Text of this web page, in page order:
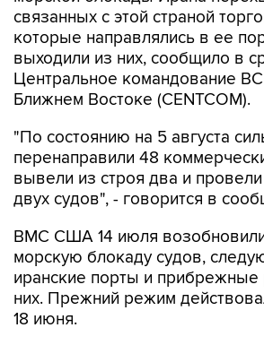
связанных с этой страной
которые направлялись в ее
выходили из них, сообщило в
Центральное командование
Ближнем Востоке (CENTCOM).
"По состоянию на 5 августа
перенаправили 48
вывели из строя два и
двух судов", - говорится в
ВМС США 14 июля
морскую блокаду судов,
иранские порты и прибрежные
них. Прежний режим
18 июня.